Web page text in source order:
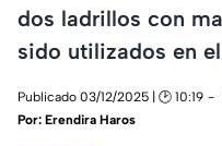
dos ladrillos con
sido utilizados en
Publicado 03/12/2025 | 🕑 10:19
Por: Erendira Haros